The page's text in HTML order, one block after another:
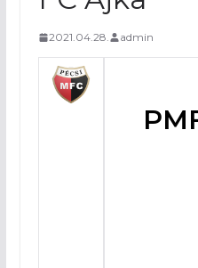
2021.04.28. admin